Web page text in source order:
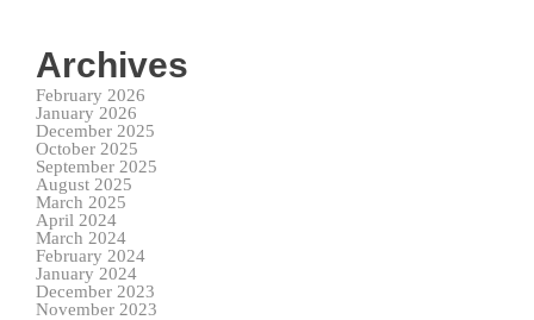
Archives
February 2026
January 2026
December 2025
October 2025
September 2025
August 2025
March 2025
April 2024
March 2024
February 2024
January 2024
December 2023
November 2023